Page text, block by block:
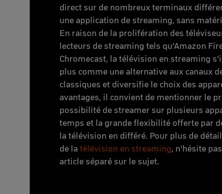
direct sur de nombreux terminaux
une application de streaming, sans
En raison de la prolifération des
lecteurs de streaming tels qu'Amazon
Chromecast, la télévision en streaming
plus comme une alternative aux canaux
classiques et diversifie le choix des
avantages, il convient de mentionner le
possibilité de streamer sur plusieurs
temps et la grande flexibilité offerte par
la télévision en différé. Pour plus de
de la télévision en streaming, n'hésite
article séparé sur le sujet.